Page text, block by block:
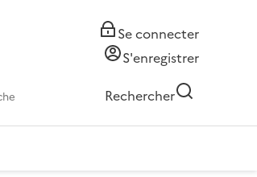
Se connecter
S'enregistrer
Rechercher